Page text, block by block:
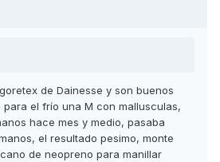
de Dainesse y son buenos
el frío una M con mallusculas,
hace mes y medio, pasaba
el resultado pesimo, monte
de neopreno para manillar